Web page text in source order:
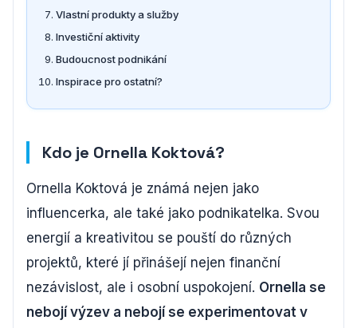
Vlastní produkty a služby
Investiční aktivity
Budoucnost podnikání
Inspirace pro ostatní?
Kdo je Ornella Koktová?
Ornella Koktová je známá nejen jako
influencerka, ale také jako podnikatelka. Svou
energií a kreativitou se pouští do různých
projektů, které jí přinášejí nejen finanční
nezávislost, ale i osobní uspokojení. Ornella se
nebojí výzev a nebojí se experimentovat v